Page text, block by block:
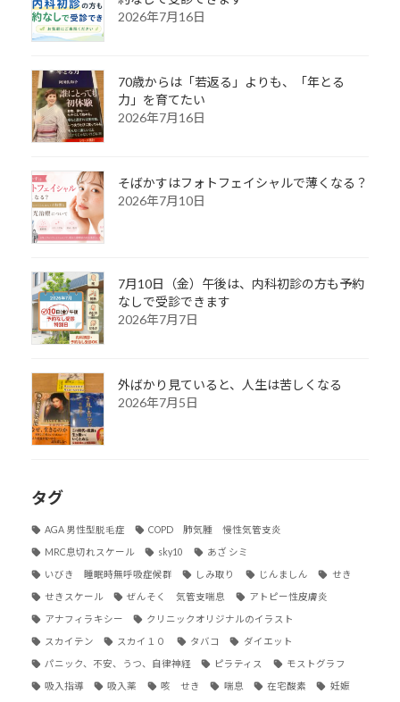
2026年7月16日
70歳からは「若返る」よりも、「年とる
力」を育てたい
2026年7月16日
そばかすはフォトフェイシャルで薄くなる？
2026年7月10日
7月10日（金）午後は、内科初診の方も予約
なしで受診できます
2026年7月7日
外ばかり見ていると、人生は苦しくなる
2026年7月5日
タグ
AGA 男性型脱毛症 COPD 肺気腫 慢性気管支炎
MRC息切れスケール sky10 あざ シミ
いびき 睡眠時無呼吸症候群 しみ取り じんましん せき
せきスケール ぜんそく 気管支喘息 アトピー性皮膚炎
アナフィラキシー クリニックオリジナルのイラスト
スカイテン スカイ１０ タバコ ダイエット
パニック、不安、うつ、自律神経 ピラティス モストグラフ
吸入指導 吸入薬 咳 せき 喘息 在宅酸素 妊娠